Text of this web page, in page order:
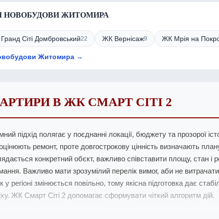
НОВОБУДОВИ ЖИТОМИРА
Сіті Домбровський22 ЖК Вернісаж9 ЖК Мрія на
Житомира →
В ЖК СМАРТ СІТІ 2
підхід полягає у поєднанні локації, бюджету та прозорої
ремонт, проте довгострокову цінність визначають
конкретний обєкт, важливо співставити площу, стан і
Важливо мати зрозумілий перелік вимог, аби не
у регіоні змінюється повільно, тому якісна підготовка дає
ЖК Смарт Сіті 2 допомагає сформувати чіткий алгоритм дій.